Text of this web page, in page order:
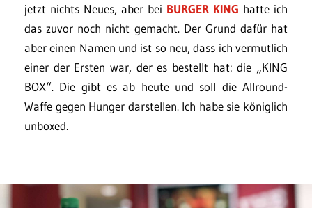
jetzt nichts Neues, aber bei BURGER KING hatte ich
das zuvor noch nicht gemacht. Der Grund dafür hat
aber einen Namen und ist so neu, dass ich vermutlich
einer der Ersten war, der es bestellt hat: die „KING
BOX“. Die gibt es ab heute und soll die Allround-
Waffe gegen Hunger darstellen. Ich habe sie königlich
unboxed.